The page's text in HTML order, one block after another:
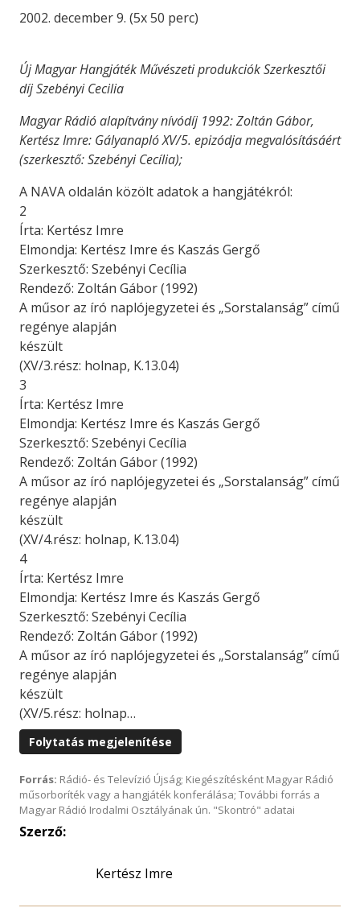
2002. december 9. (5x 50 perc)
Új Magyar Hangjáték Művészeti produkciók Szerkesztői
díj Szebényi Cecilia
Magyar Rádió alapítvány nívódíj 1992: Zoltán Gábor,
Kertész Imre: Gályanapló XV/5. epizódja megvalósításáért
(szerkesztő: Szebényi Cecília);
A NAVA oldalán közölt adatok a hangjátékról:
2
Írta: Kertész Imre
Elmondja: Kertész Imre és Kaszás Gergő
Szerkesztő: Szebényi Cecília
Rendező: Zoltán Gábor (1992)
A műsor az író naplójegyzetei és „Sorstalanság” című
regénye alapján
készült
(XV/3.rész: holnap, K.13.04)
3
Írta: Kertész Imre
Elmondja: Kertész Imre és Kaszás Gergő
Szerkesztő: Szebényi Cecília
Rendező: Zoltán Gábor (1992)
A műsor az író naplójegyzetei és „Sorstalanság” című
regénye alapján
készült
(XV/4.rész: holnap, K.13.04)
4
Írta: Kertész Imre
Elmondja: Kertész Imre és Kaszás Gergő
Szerkesztő: Szebényi Cecília
Rendező: Zoltán Gábor (1992)
A műsor az író naplójegyzetei és „Sorstalanság” című
regénye alapján
készült
(XV/5.rész: holnap…
Folytatás megjelenítése
Forrás: Rádió- és Televízió Újság; Kiegészítésként Magyar Rádió
műsorboríték vagy a hangjáték konferálása; További forrás a
Magyar Rádió Irodalmi Osztályának ún. "Skontró" adatai
Szerző:
Kertész Imre